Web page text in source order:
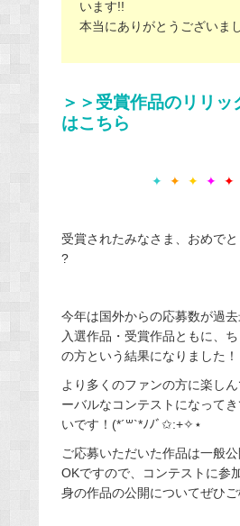
います!!
本当にありがとうございま
＞＞受賞作品のリリッ
はこちら
✦ ✦ ✦ ✦ ✦
受賞されたみなさま、おめでと
?
今年は国外からの応募数が過
入選作品・受賞作品ともに、
の方という結果になりました！
より多くのファンの方に楽し
ーバルなコンテストになって
いです！(*´꒳`*ﾉﾉﾞ✩:+✧︎⋆
ご応募いただいた作品は一般
OKですので、コンテストに参
身の作品の公開についてぜひ